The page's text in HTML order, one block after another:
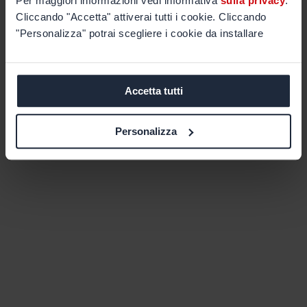
Cliccando "Accetta" attiverai tutti i cookie. Cliccando
"Personalizza" potrai scegliere i cookie da installare
Accetta tutti
Personalizza